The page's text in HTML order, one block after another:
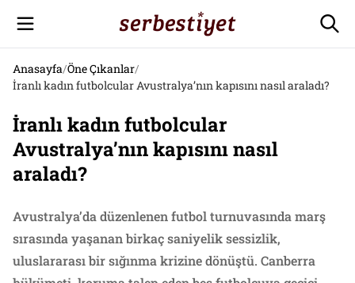
Anasayfa/Öne Çıkanlar/
İranlı kadın futbolcular Avustralya’nın kapısını nasıl araladı?
İranlı kadın futbolcular
Avustralya’nın kapısını nasıl
araladı?
Avustralya’da düzenlenen futbol turnuvasında marş
sırasında yaşanan birkaç saniyelik sessizlik,
uluslararası bir sığınma krizine dönüştü. Canberra